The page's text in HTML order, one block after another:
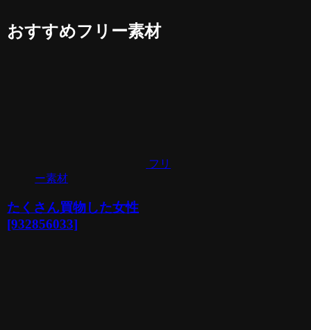
おすすめフリー素材
フリ
ー素材
たくさん買物した女性
[932856033]